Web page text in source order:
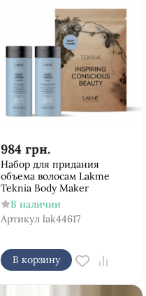
984 грн.
Набор для придания
объема волосам Lakme
Teknia Body Maker
В наличии
Артикул lak44617
В корзину